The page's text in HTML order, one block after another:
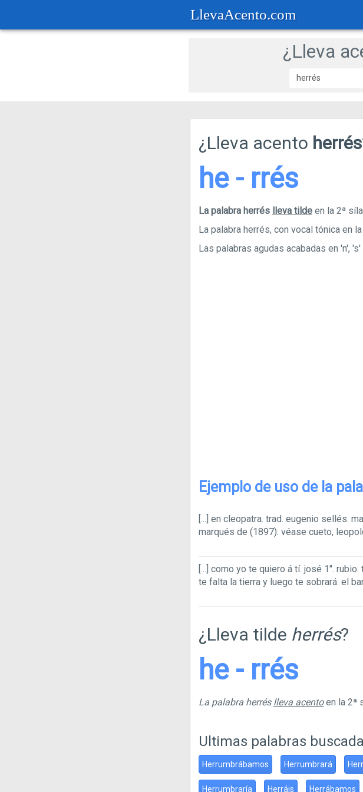
LlevaAcento.com
¿Lleva
¿Lleva acento herrés
he - rrés
La palabra herrés lleva tilde en la 2ª
La palabra herrés, con vocal tónica en
Las palabras agudas acabadas en 'n',
Ejemplo de uso de la
[...] en cleopatra. trad. eugenio sellés.
marqués de (1897): véase cueto,
[...] como yo te quiero á tí. josé 1".
te falta la tierra y luego te sobrará. el
¿Lleva tilde herrés?
he - rrés
La palabra herrés lleva acentoen la 2ª
Ultimas palabras
Herrumbrábamos Herrumbrará
Herrumbraría Herráis Herrábamos